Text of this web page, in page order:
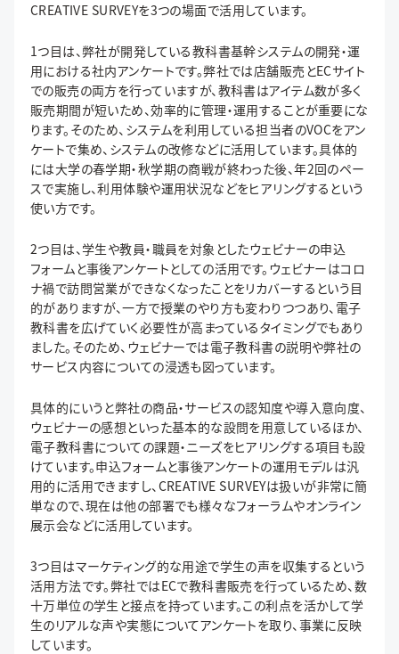
CREATIVE SURVEYを3つの場面で活用しています。
1つ目は、弊社が開発している教科書基幹システムの開発・運
用における社内アンケートです。弊社では店舗販売とECサイト
での販売の両方を行っていますが、教科書はアイテム数が多く
販売期間が短いため、効率的に管理・運用することが重要にな
ります。そのため、システムを利用している担当者のVOCをアン
ケートで集め、システムの改修などに活用しています。具体的
には大学の春学期・秋学期の商戦が終わった後、年2回のペー
スで実施し、利用体験や運用状況などをヒアリングするという
使い方です。
2つ目は、学生や教員・職員を対象としたウェビナーの申込
フォームと事後アンケートとしての活用です。ウェビナーはコロ
ナ禍で訪問営業ができなくなったことをリカバーするという目
的がありますが、一方で授業のやり方も変わりつつあり、電子
教科書を広げていく必要性が高まっているタイミングでもあり
ました。そのため、ウェビナーでは電子教科書の説明や弊社の
サービス内容についての浸透も図っています。
具体的にいうと弊社の商品・サービスの認知度や導入意向度、
ウェビナーの感想といった基本的な設問を用意しているほか、
電子教科書についての課題・ニーズをヒアリングする項目も設
けています。申込フォームと事後アンケートの運用モデルは汎
用的に活用できますし、CREATIVE SURVEYは扱いが非常に簡
単なので、現在は他の部署でも様々なフォーラムやオンライン
展示会などに活用しています。
3つ目はマーケティング的な用途で学生の声を収集するという
活用方法です。弊社ではECで教科書販売を行っているため、数
十万単位の学生と接点を持っています。この利点を活かして学
生のリアルな声や実態についてアンケートを取り、事業に反映
しています。